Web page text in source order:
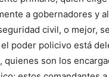
a gobernadores y
civil, o mejor,
poder policivo está
quienes son los